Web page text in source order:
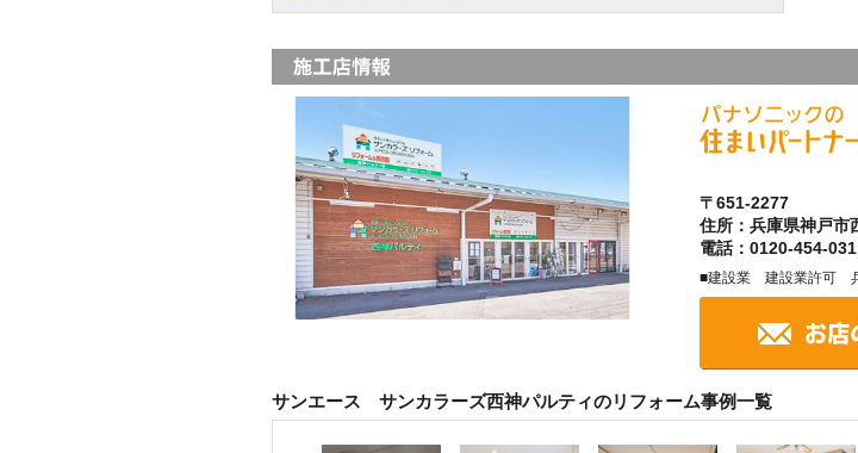
〒651-2277
住所：兵庫県神戸
電話：0120-454-
■建設業 建設業許可
サンエース サンカラーズ西神パルティのリフォーム事例一覧